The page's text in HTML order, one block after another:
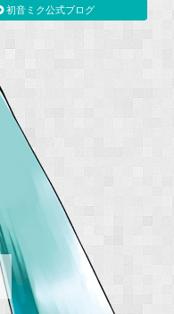
初音ミク公式ブログ